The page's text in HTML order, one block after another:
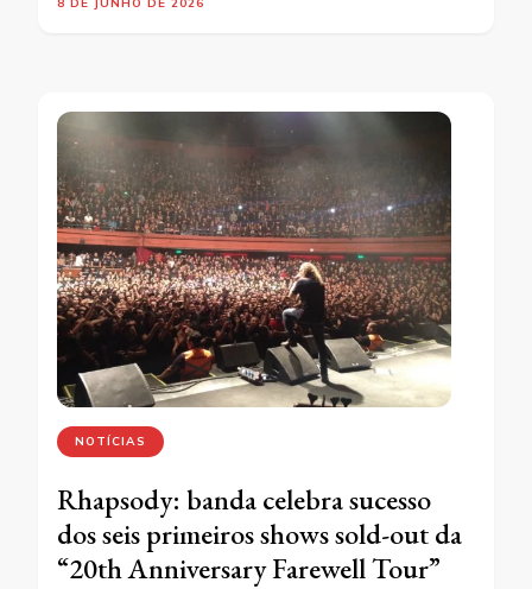
NOTÍCIAS
Rhapsody: banda celebra sucesso
dos seis primeiros shows sold-out da
“20th Anniversary Farewell Tour”